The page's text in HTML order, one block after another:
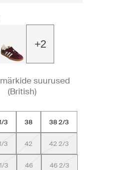
+2
suurused
(British)
3 38 38 2/3
3 42 42 2/3
3 46 46 2/3